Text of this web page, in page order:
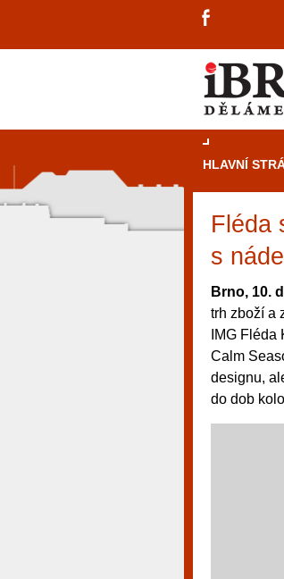
HLAVNÍ
Fléda
s
Brno, 10.
trh zboží a
IMG
Calm
designu,
do dob
návštěvníky,